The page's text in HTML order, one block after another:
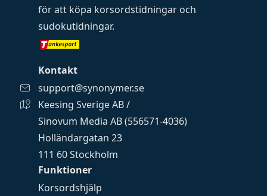
Funktioner
Korsordshjälp
för att köpa korsordstidningar och
sudokutidningar.
Kontakt
support@synonymer.se
Keesing Sverige AB /
Sinovum Media AB (556571-4036)
Holländargatan 23
111 60 Stockholm